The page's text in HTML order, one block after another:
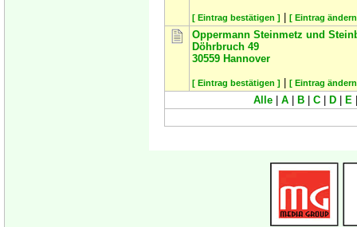
[ Eintrag bestätigen ] [ Eintrag
Oppermann Steinmetz und
Döhrbruch 49
30559 Hannover
[ Eintrag bestätigen ] [ Eintrag
Alle A B C D E